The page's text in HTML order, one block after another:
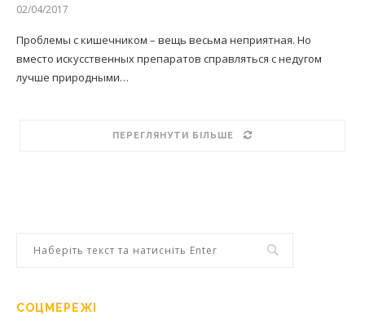
02/04/2017
Проблемы с кишечником – вещь весьма неприятная. Но
вместо искусственных препаратов справляться с недугом
лучше природными…
ПЕРЕГЛЯНУТИ БІЛЬШЕ
СОЦМЕРЕЖІ